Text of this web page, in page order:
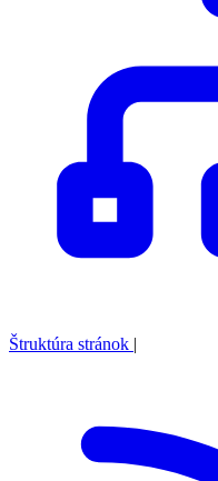
Štruktúra stránok |